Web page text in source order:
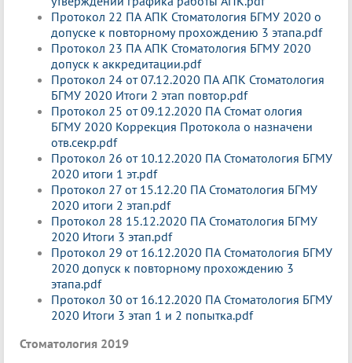
Протокол 22 ПА АПК Стоматология БГМУ 2020 о
допуске к повторному прохождению 3 этапа.pdf
Протокол 23 ПА АПК Стоматология БГМУ 2020
допуск к аккредитации.pdf
Протокол 24 от 07.12.2020 ПА АПК Стоматология
БГМУ 2020 Итоги 2 этап повтор.pdf
Протокол 25 от 09.12.2020 ПА Стомат ология
БГМУ 2020 Коррекция Протокола о назначени
отв.секр.pdf
Протокол 26 от 10.12.2020 ПА Стоматология БГМУ
2020 итоги 1 эт.pdf
Протокол 27 от 15.12.20 ПА Стоматология БГМУ
2020 итоги 2 этап.pdf
Протокол 28 15.12.2020 ПА Стоматология БГМУ
2020 Итоги 3 этап.pdf
Протокол 29 от 16.12.2020 ПА Стоматология БГМУ
2020 допуск к повторному прохождению 3
этапа.pdf
Протокол 30 от 16.12.2020 ПА Стоматология БГМУ
2020 Итоги 3 этап 1 и 2 попытка.pdf
Стоматология 2019